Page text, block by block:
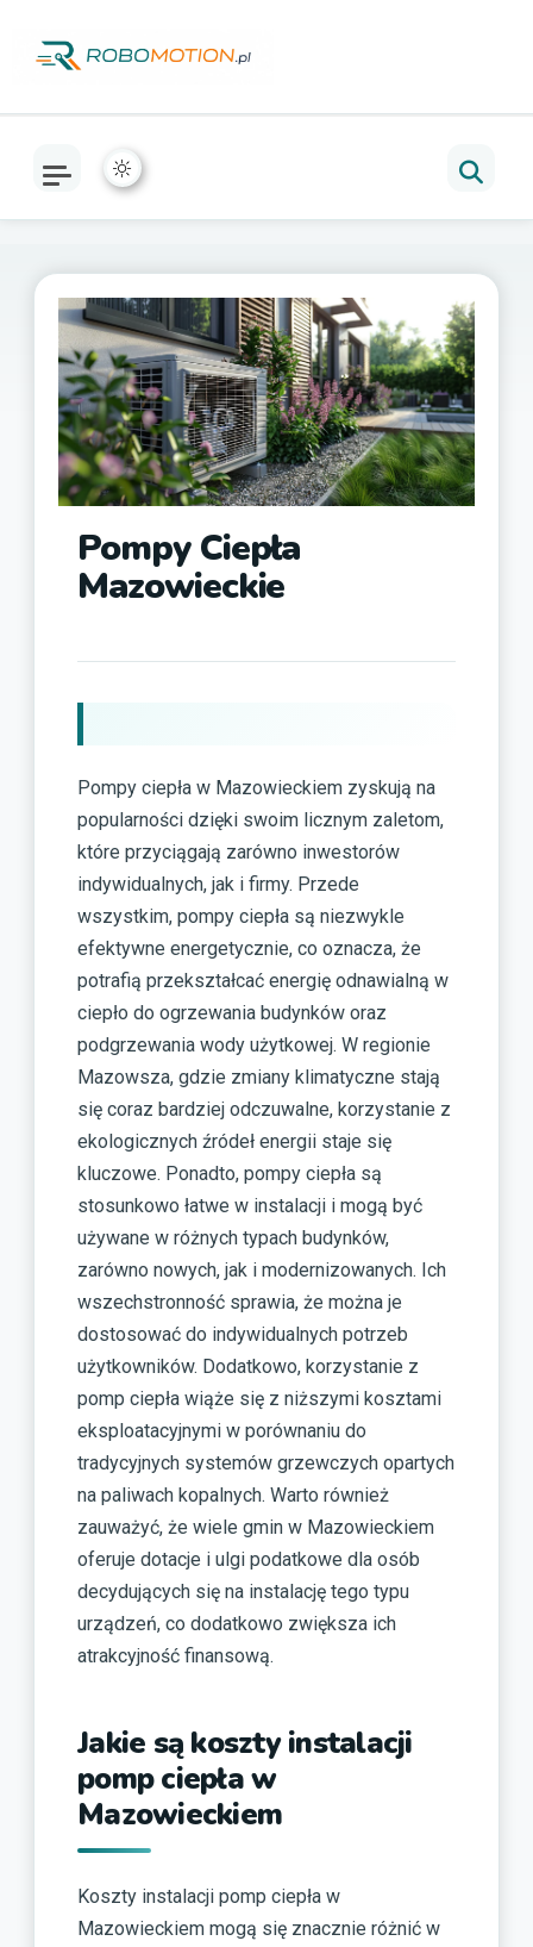
Pompy Ciepła
Mazowieckie
Pompy ciepła w Mazowieckiem zyskują na
popularności dzięki swoim licznym zaletom,
które przyciągają zarówno inwestorów
indywidualnych, jak i firmy. Przede
wszystkim, pompy ciepła są niezwykle
efektywne energetycznie, co oznacza, że
potrafią przekształcać energię odnawialną w
ciepło do ogrzewania budynków oraz
podgrzewania wody użytkowej. W regionie
Mazowsza, gdzie zmiany klimatyczne stają
się coraz bardziej odczuwalne, korzystanie z
ekologicznych źródeł energii staje się
kluczowe. Ponadto, pompy ciepła są
stosunkowo łatwe w instalacji i mogą być
używane w różnych typach budynków,
zarówno nowych, jak i modernizowanych. Ich
wszechstronność sprawia, że można je
dostosować do indywidualnych potrzeb
użytkowników. Dodatkowo, korzystanie z
pomp ciepła wiąże się z niższymi kosztami
eksploatacyjnymi w porównaniu do
tradycyjnych systemów grzewczych opartych
na paliwach kopalnych. Warto również
zauważyć, że wiele gmin w Mazowieckiem
oferuje dotacje i ulgi podatkowe dla osób
decydujących się na instalację tego typu
urządzeń, co dodatkowo zwiększa ich
atrakcyjność finansową.
Jakie są koszty instalacji
pomp ciepła w
Mazowieckiem
Koszty instalacji pomp ciepła w
Mazowieckiem mogą się znacznie różnić w